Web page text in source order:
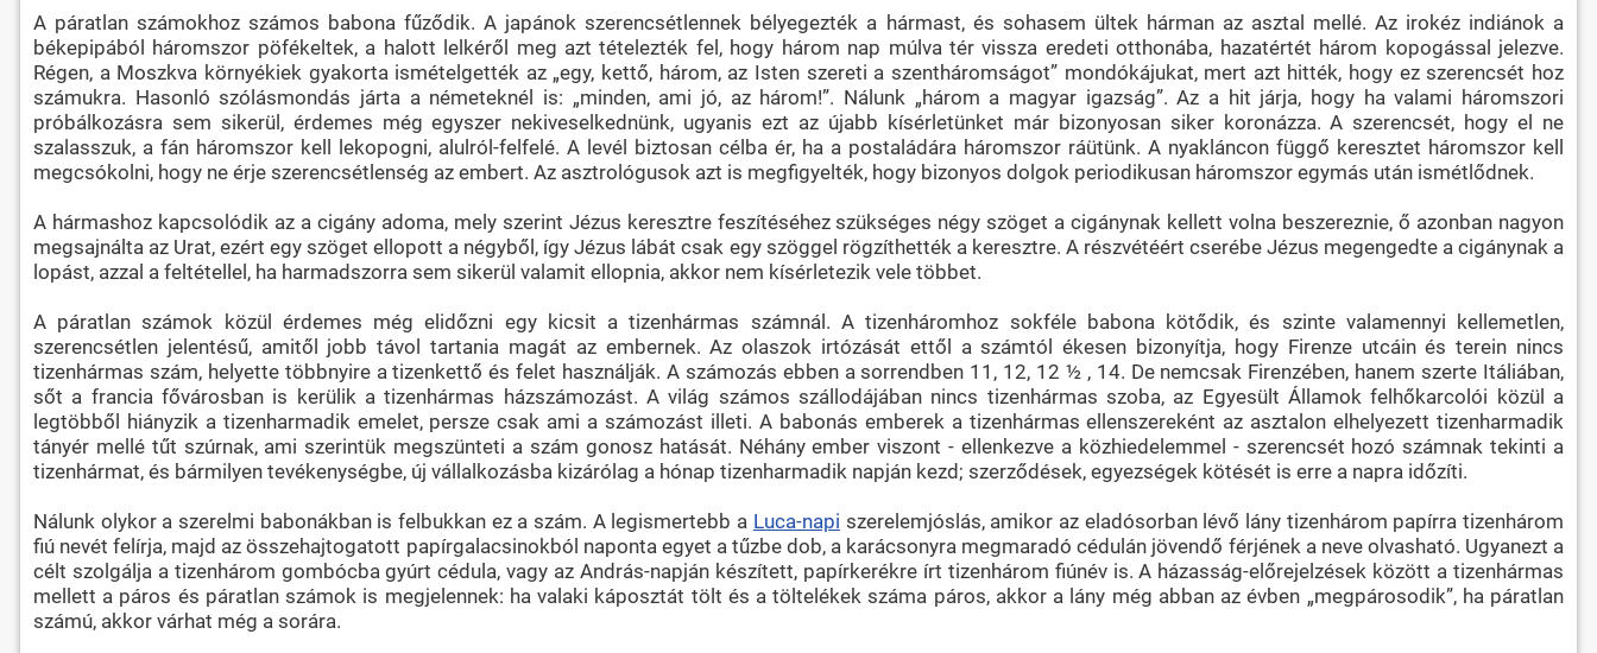
A páratlan számokhoz számos babona fűződik. A japánok szerencsétlennek bélyegezték a hármast, és sohasem ültek hárman az asztal mellé. Az irokéz indiánok a
békepipából háromszor pöfékeltek, a halott lelkéről meg azt tételezték fel, hogy három nap múlva tér vissza eredeti otthonába, hazatértét három kopogással jelezve.
Régen, a Moszkva környékiek gyakorta ismételgették az „egy, kettő, három, az Isten szereti a szentháromságot” mondókájukat, mert azt hitték, hogy ez szerencsét hoz
számukra. Hasonló szólásmondás járta a németeknél is: „minden, ami jó, az három!”. Nálunk „három a magyar igazság”. Az a hit járja, hogy ha valami háromszori
próbálkozásra sem sikerül, érdemes még egyszer nekiveselkednünk, ugyanis ezt az újabb kísérletünket már bizonyosan siker koronázza. A szerencsét, hogy el ne
szalasszuk, a fán háromszor kell lekopogni, alulról-felfelé. A levél biztosan célba ér, ha a postaládára háromszor ráütünk. A nyakláncon függő keresztet háromszor kell
megcsókolni, hogy ne érje szerencsétlenség az embert. Az asztrológusok azt is megfigyelték, hogy bizonyos dolgok periodikusan háromszor egymás után ismétlődnek.
A hármashoz kapcsolódik az a cigány adoma, mely szerint Jézus keresztre feszítéséhez szükséges négy szöget a cigánynak kellett volna beszereznie, ő azonban nagyon
megsajnálta az Urat, ezért egy szöget ellopott a négyből, így Jézus lábát csak egy szöggel rögzíthették a keresztre. A részvétéért cserébe Jézus megengedte a cigánynak a
lopást, azzal a feltétellel, ha harmadszorra sem sikerül valamit ellopnia, akkor nem kísérletezik vele többet.
A páratlan számok közül érdemes még elidőzni egy kicsit a tizenhármas számnál. A tizenháromhoz sokféle babona kötődik, és szinte valamennyi kellemetlen,
szerencsétlen jelentésű, amitől jobb távol tartania magát az embernek. Az olaszok irtózását ettől a számtól ékesen bizonyítja, hogy Firenze utcáin és terein nincs
tizenhármas szám, helyette többnyire a tizenkettő és felet használják. A számozás ebben a sorrendben 11, 12, 12 ½ , 14. De nemcsak Firenzében, hanem szerte Itáliában,
sőt a francia fővárosban is kerülik a tizenhármas házszámozást. A világ számos szállodájában nincs tizenhármas szoba, az Egyesült Államok felhőkarcolói közül a
legtöbből hiányzik a tizenharmadik emelet, persze csak ami a számozást illeti. A babonás emberek a tizenhármas ellenszereként az asztalon elhelyezett tizenharmadik
tányér mellé tűt szúrnak, ami szerintük megszünteti a szám gonosz hatását. Néhány ember viszont - ellenkezve a közhiedelemmel - szerencsét hozó számnak tekinti a
tizenhármat, és bármilyen tevékenységbe, új vállalkozásba kizárólag a hónap tizenharmadik napján kezd; szerződések, egyezségek kötését is erre a napra időzíti.
Nálunk olykor a szerelmi babonákban is felbukkan ez a szám. A legismertebb a Luca-napi szerelemjóslás, amikor az eladósorban lévő lány tizenhárom papírra tizenhárom
fiú nevét felírja, majd az összehajtogatott papírgalacsinokból naponta egyet a tűzbe dob, a karácsonyra megmaradó cédulán jövendő férjének a neve olvasható. Ugyanezt a
célt szolgálja a tizenhárom gombócba gyúrt cédula, vagy az András-napján készített, papírkerékre írt tizenhárom fiúnév is. A házasság-előrejelzések között a tizenhármas
mellett a páros és páratlan számok is megjelennek: ha valaki káposztát tölt és a töltelékek száma páros, akkor a lány még abban az évben „megpárosodik”, ha páratlan
számú, akkor várhat még a sorára.